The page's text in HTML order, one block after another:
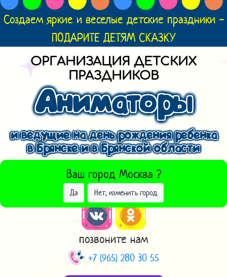
Создаем яркие и веселые детские праздники -
ПОДАРИТЕ ДЕТЯМ СКАЗКУ
ОРГАНИЗАЦИЯ ДЕТСКИХ
ПРАЗДНИКОВ
Аниматоры
и ведущие на день рождения ребенка
в Брянске и в Брянской области
Ваш город Москва ?
Да Нет, изменить город
ВЫБРАТЬ ДРУГОЙ ГОРОД
позвоните нам
+7 (965) 280 30 55